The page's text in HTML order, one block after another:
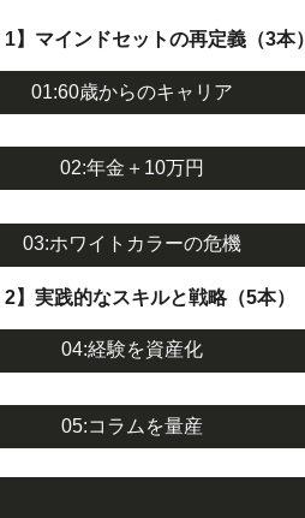
1】マインドセットの再定義（3本）
01:60歳からのキャリア
02:年金＋10万円
03:ホワイトカラーの危機
2】実践的なスキルと戦略（5本）
04:経験を資産化
05:コラムを量産